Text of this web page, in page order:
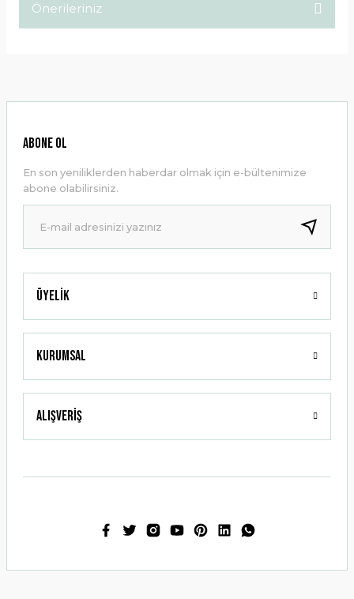
Önerileriniz
Ürün resmi kalitesiz, bozuk veya görüntülenemiyor.
Ürün bilgilerinde hatalar bulunuyor.
Ürün fiyatı diğer sitelerden daha pahalı.
Bu ürüne benzer farklı alternatifler olmalı.
Gönder
Üyelik
Kurumsal
Alışveriş
ABONE OL
En son yeniliklerden haberdar olmak için e-bültenimize
abone olabilirsiniz.